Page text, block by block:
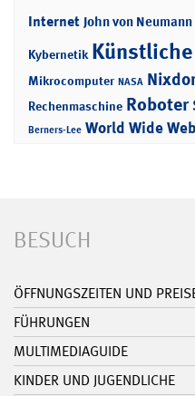
Internet John von Neumann
Kybernetik
Mikrocomputer NASA
Rechenmaschine Roboter
Berners-Lee World Wide Web
BESUCH
ÖFFNUNGSZEITEN UND
FÜHRUNGEN
MULTIMEDIAGUIDE
KINDER UND JUGENDLICHE